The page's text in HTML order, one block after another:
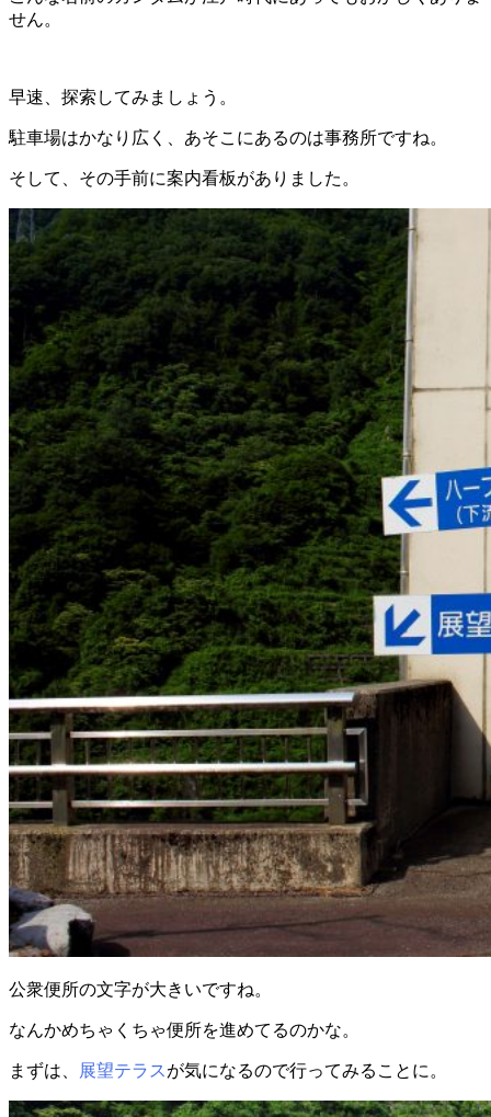
せん。
早速、探索してみましょう。
駐車場はかなり広く、あそこにあるのは事務所ですね。
そして、その手前に案内看板がありました。
公衆便所の文字が大きいですね。
なんかめちゃくちゃ便所を進めてるのかな。
まずは、 展望テラス が気になるので行ってみることに。